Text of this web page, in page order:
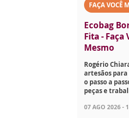
FAÇA VOCÊ
Ecobag
Fita - Faça
Mesmo
Rogério
artesãos
o passo a
peças e
07 AGO 2026 -